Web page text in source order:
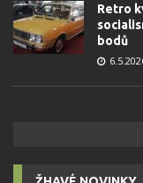
Retro
bodů